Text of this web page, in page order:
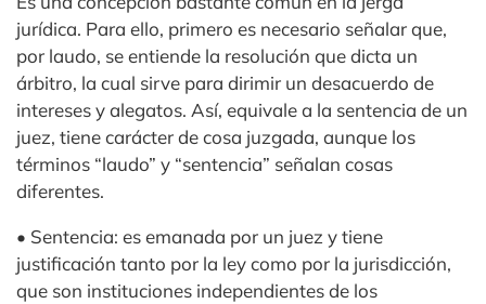
jurídica. Para ello, primero es necesario señalar que,
por laudo, se entiende la resolución que dicta un
árbitro, la cual sirve para dirimir un desacuerdo de
intereses y alegatos. Así, equivale a la sentencia de un
juez, tiene carácter de cosa juzgada, aunque los
términos “laudo” y “sentencia” señalan cosas
diferentes.
• Sentencia: es emanada por un juez y tiene
justificación tanto por la ley como por la jurisdicción,
que son instituciones independientes de los